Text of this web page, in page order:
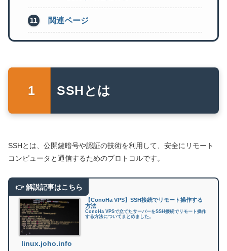
関連ページ
SSHとは
SSHとは、公開鍵暗号や認証の技術を利用して、安全にリモート
コンピュータと通信するためのプロトコルです。
【ConoHa VPS】SSH接続でリモート操作する
方法
ConoHa VPSで立てたサーバーをSSH接続でリモート操作
する方法についてまとめました。
linux.joho.info